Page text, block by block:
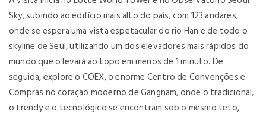
Sky, subindo ao edifício mais alto do país, com 123 andares,
onde se espera uma vista espetacular do rio Han e de todo o
skyline de Seul, utilizando um dos elevadores mais rápidos do
mundo que o levará ao topo em menos de 1 minuto. De
seguida, explore o COEX, o enorme Centro de Convenções e
Compras no coração moderno de Gangnam, onde o tradicional,
o trendy e o tecnológico se encontram sob o mesmo teto,